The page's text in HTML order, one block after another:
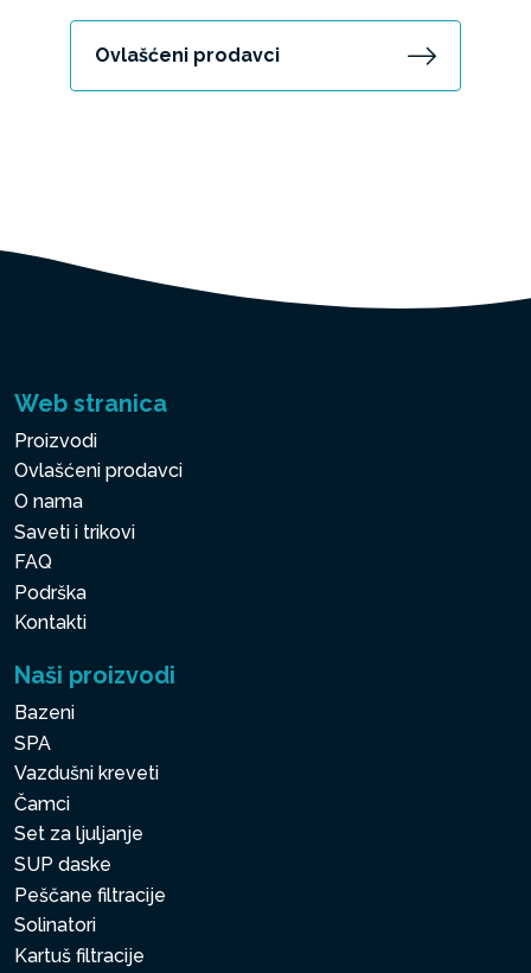
Ovlašćeni prodavci
Web stranica
Proizvodi
Ovlašćeni prodavci
O nama
Saveti i trikovi
FAQ
Podrška
Kontakti
Naši proizvodi
Bazeni
SPA
Vazdušni kreveti
Čamci
Set za ljuljanje
SUP daske
Peščane filtracije
Solinatori
Kartuš filtracije